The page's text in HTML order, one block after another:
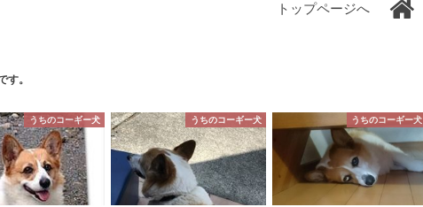
トップページへ
す。
うちのコーギー犬 うちのコーギー犬 うちのコーギー犬